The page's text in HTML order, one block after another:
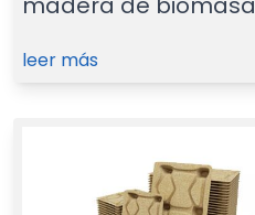
leer más